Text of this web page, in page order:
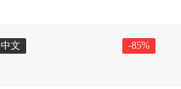
中文 -85%